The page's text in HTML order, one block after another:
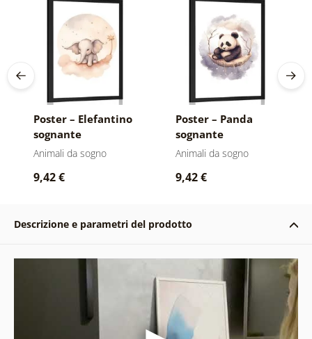
Poster – Elefantino
sognante
Animali da sogno
9,42 €
Poster – Panda
sognante
Animali da sogno
9,42 €
Descrizione e parametri del prodotto